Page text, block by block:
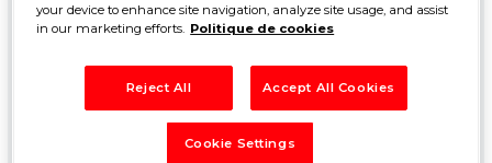
Prix entre:
50000€
your device to enhance site navigation, analyze site usage, and assist
in our marketing efforts. Politique de cookies
Reject All Accept All Cookies
Cookie Settings